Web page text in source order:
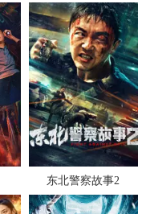
东北警察故事2